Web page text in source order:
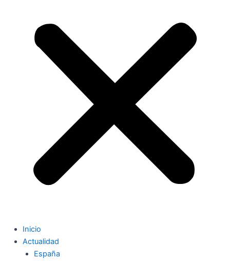
Inicio
Actualidad
España